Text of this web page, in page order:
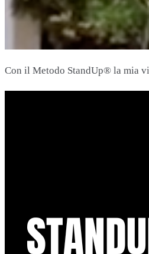
Con il Metodo StandUp® la mia